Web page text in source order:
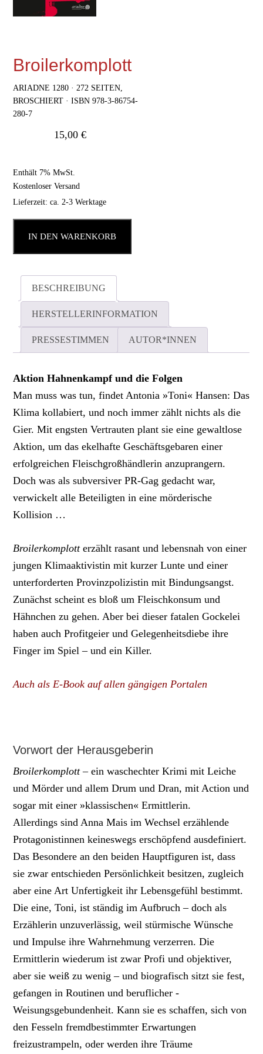
Broilerkomplott
ARIADNE 1280 · 272 SEITEN,
BROSCHIERT · ISBN 978-3-86754-
280-7
15,00€
Enthält 7% MwSt.
Kostenloser Versand
Lieferzeit: ca. 2-3 Werktage
IN DEN WARENKORB
BESCHREIBUNG
HERSTELLERINFORMATION
PRESSESTIMMEN AUTOR*INNEN
Aktion Hahnenkampf und die Folgen
Man muss was tun, findet Antonia »Toni« Hansen: Das
Klima kollabiert, und noch immer zählt nichts als die
Gier. Mit engsten Vertrauten plant sie eine gewaltlose
Aktion, um das ekelhafte Geschäfts­gebaren einer
erfolgreichen Fleischgroßhändlerin anzuprangern.
Doch was als subversiver PR-Gag gedacht war,
verwickelt alle Beteiligten in eine ­mörderische
Kollision …
Broilerkomplotterzählt rasant und lebensnah von einer
jungen Klimaaktivistin mit kurzer Lunte und einer
unterforderten Provinzpolizistin mit Bindungsangst.
Zunächst scheint es bloß um Fleischkonsum und
Hähnchen zu gehen. Aber bei dieser fatalen Gockelei
haben auch Profitgeier und Gelegenheitsdiebe ihre
Finger im Spiel – und ein Killer.
Auch als E-Book auf allen gängigen Portalen
Vorwort der Herausgeberin
Broilerkomplott– ein waschechter Krimi mit Leiche
und Mörder und allem Drum und Dran, mit Action und
sogar mit einer »klassischen« Ermittlerin.
Allerdings sind Anna Mais im Wechsel erzählende
Protagonistinnen keineswegs erschöpfend ausdefiniert.
Das Besondere an den beiden Hauptfiguren ist, dass
sie zwar entschieden Persönlichkeit besitzen, zugleich
aber eine Art Unfertigkeit ihr Lebens­gefühl bestimmt.
Die eine, Toni, ist ständig im Aufbruch – doch als
Erzählerin unzuverlässig, weil stürmische Wünsche
und Impulse ihre Wahrnehmung verzerren. Die
Ermittlerin ­wiederum ist zwar Profi und objektiver,
aber sie weiß zu wenig – und biografisch sitzt sie fest,
gefangen in Routinen und beruflicher ­
Weisungsgebundenheit. Kann sie es schaffen, sich von
den Fesseln fremdbestimmter Erwartungen
freizustrampeln, oder werden ihre Träume